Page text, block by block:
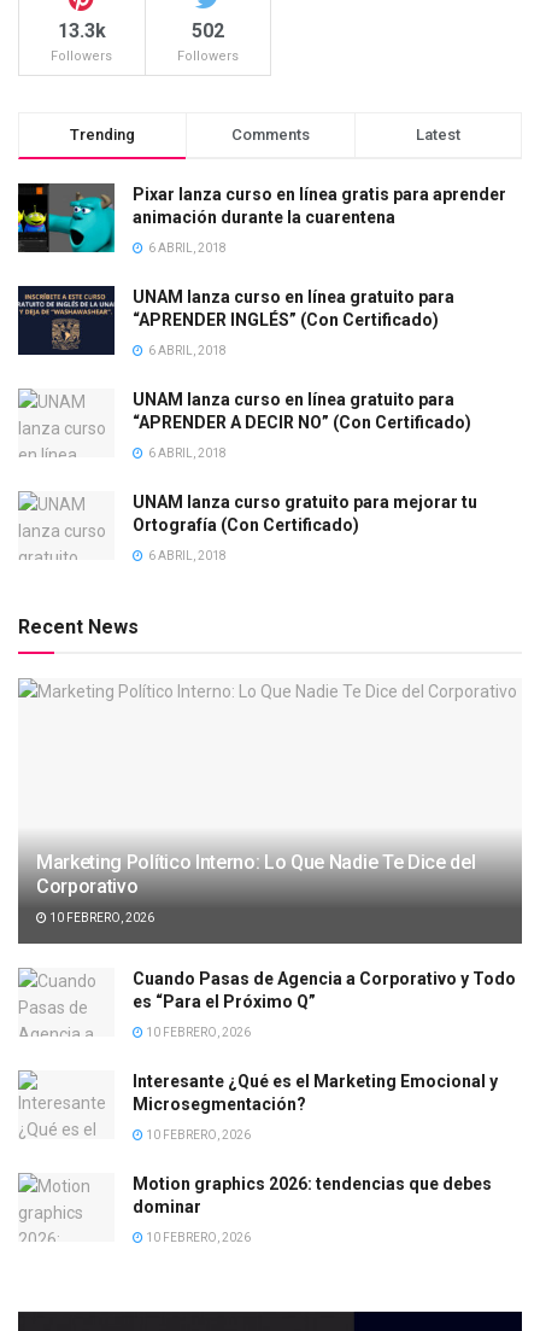
13.3k
Followers
502
Followers
Trending Comments Latest
Pixar lanza curso en línea gratis para aprender
animación durante la cuarentena
6 ABRIL, 2018
UNAM lanza curso en línea gratuito para
“APRENDER INGLÉS” (Con Certificado)
6 ABRIL, 2018
UNAM lanza curso en línea gratuito para
“APRENDER A DECIR NO” (Con Certificado)
6 ABRIL, 2018
UNAM lanza curso gratuito para mejorar tu
Ortografía (Con Certificado)
6 ABRIL, 2018
Recent News
Marketing Político Interno: Lo Que Nadie Te Dice del
Corporativo
10 FEBRERO, 2026
Cuando Pasas de Agencia a Corporativo y Todo
es “Para el Próximo Q”
10 FEBRERO, 2026
Interesante ¿Qué es el Marketing Emocional y
Microsegmentación?
10 FEBRERO, 2026
Motion graphics 2026: tendencias que debes
dominar
10 FEBRERO, 2026